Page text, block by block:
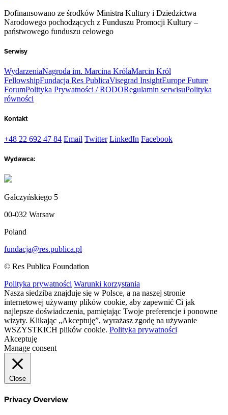
Dofinansowano ze środków Ministra Kultury i Dziedzictwa
Narodowego pochodzących z Funduszu Promocji Kultury –
państwowego funduszu celowego
Serwisy
WydarzeniaNagroda im. Marcina KrólaMarcin Król
FellowshipFundacja Res PublicaVisegrad InsightEurope Future
ForumPolityka Prywatności / RODORegulamin serwisuPolityka
równości
Kontakt
+48 22 692 47 84 Email Twitter LinkedIn Facebook
Wydawca:
Gałczyńskiego 5
00-032 Warsaw
Poland
fundacja@res.publica.pl
© Res Publica Foundation
Polityka prywatności Warunki korzystania
Nasza siedziba znajduje się w Polsce, a na naszej stronie
internetowej używamy plików cookie, aby zapewnić Ci jak
najlepsze doświadczenia, pamiętając Twoje preferencje i ponowne
wizyty. Klikając „Akceptuję”, wyrażasz zgodę na używanie
WSZYSTKICH plików cookie. Polityka prywatności
Akceptuję
Manage consent
Close
Privacy Overview